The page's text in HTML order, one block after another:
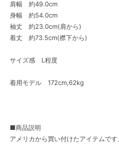
肩幅 約49.0cm
身幅 約54.0cm
袖丈 約23.0cm(肩から)
着丈 約73.5cm(襟下から)
サイズ感 L程度
着用モデル 172cm,62kg
■商品説明
アメリカから買い付けたアイテムです